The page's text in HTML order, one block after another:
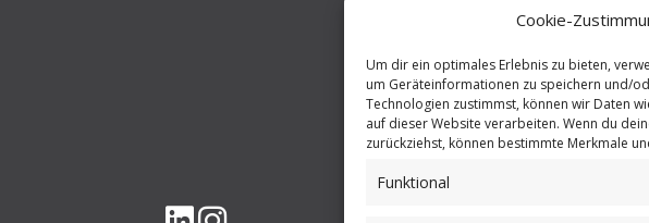
Cookie-
Um dir ein optimales Erlebnis zu bieten,
um Geräteinformationen zu speichern und/
Technologien zustimmst, können wir Daten
auf dieser Website verarbeiten. Wenn du
zurückziehst, können bestimmte Merkmale
Funktional